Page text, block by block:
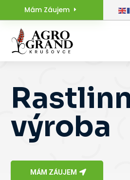
Mám Záujem
výroba
MÁM ZÁUJEM